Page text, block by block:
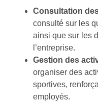
Consultation
consulté sur les
ainsi que sur les
l’entreprise.
Gestion des
organiser des
sportives,
employés.